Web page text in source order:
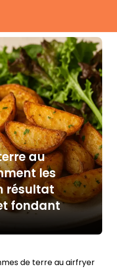
au
les
résultat
fondant
de terre au airfryer